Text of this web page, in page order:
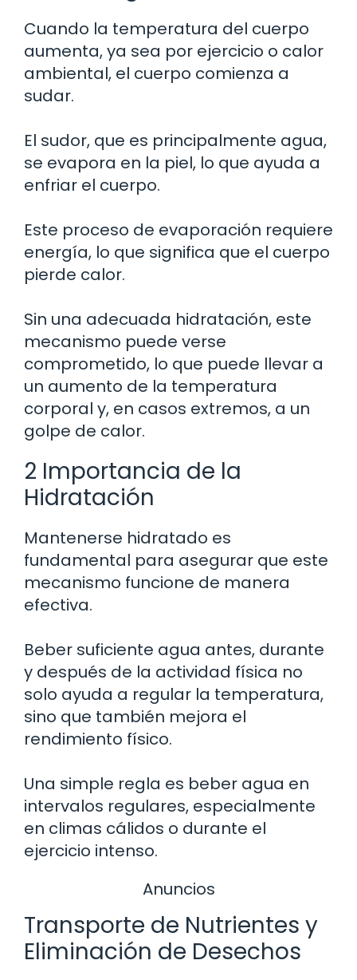
Cuando la temperatura del cuerpo
aumenta, ya sea por ejercicio o calor
ambiental, el cuerpo comienza a
sudar.
El sudor, que es principalmente agua,
se evapora en la piel, lo que ayuda a
enfriar el cuerpo.
Este proceso de evaporación requiere
energía, lo que significa que el cuerpo
pierde calor.
Sin una adecuada hidratación, este
mecanismo puede verse
comprometido, lo que puede llevar a
un aumento de la temperatura
corporal y, en casos extremos, a un
golpe de calor.
2 Importancia de la
Hidratación
Mantenerse hidratado es
fundamental para asegurar que este
mecanismo funcione de manera
efectiva.
Beber suficiente agua antes, durante
y después de la actividad física no
solo ayuda a regular la temperatura,
sino que también mejora el
rendimiento físico.
Una simple regla es beber agua en
intervalos regulares, especialmente
en climas cálidos o durante el
ejercicio intenso.
Anuncios
Transporte de Nutrientes y
Eliminación de Desechos